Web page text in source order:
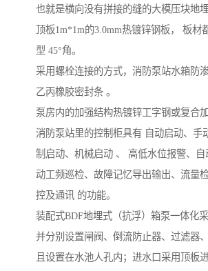
也就是横向没有拼接的缝的大模压块地埋
顶板1m*1m的3.0mm热镀锌钢板， 板材
型 45°角。
采用螺栓连接的方式，消防泵站水箱防
乙丙橡胶密封条 。
泵房内的加强结构热镀锌工字钢或复合
消防泵站里的控制柜具有 自动启动、手
制启动、机械启动 、 高低水位报警、
动工频巡检、故障记忆导出输出、流量
控及通讯 的功能。
装配式BDF地埋式（抗浮）箱泵一体化采
并分别设置闸阀、倒流防止器、过滤器
且设置在水池人孔内；进水口采用顶板